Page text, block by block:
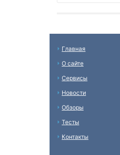
Главная
О сайте
Сервисы
Новости
Обзоры
Тесты
Контакты